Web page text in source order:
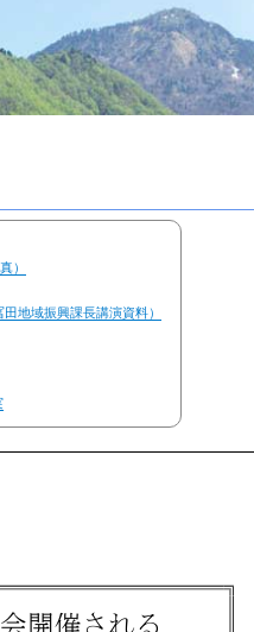
）
地域振興課長講演資料）